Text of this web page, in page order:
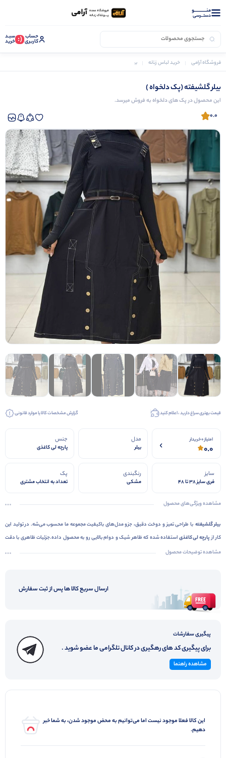
منــــــــــــو
دستــرسی
حساب
کاربری (: سبـد
خرید
فروشگاه آرامی خرید لباس زنانه بیلر زنانه
بیلر گلشیفته (پک دلخواه )
این محصول در پک های دلخواه به فروش میرسد.
0.0
قیمت بهتری سراغ دارید ، اعلام کنید گزارش مشخصات کالا یا موارد قانونی
امتیاز 0 خریدار
0.0
مدل
بیلر
جنس
پارچه لی کاغذی
سایز
فری سایز 38 تا 48
رنگبندی
مشکی
پک
تعداد به انتخاب مشتری
مشاهده ویژگی‌های محصول
بیلر گلشیفته با طراحی تمیز و دوخت دقیق، جزو مدل‌های باکیفیت مجموعه ما محسوب می‌شه. در تولید این
کار ازپارچه لی کاغذیاستفاده شده که ظاهر شیک و دوام بالایی رو به محصول داده.جزئیات ظاهری با دقت
اجرا شده و فرم کلی لباس، مرتب و استاندارده.فری سایز ۳۸ تا ۴۸
هست و کار نهایی از نظر تن‌خور، فرم
بیلر گلشیفته
مشاهده توضیحات محصول
ارسال سریع کالا ها پس از ثبت سفارش
پیگیری سفارشات
برای پیگیری کد های رهگیری در کانال تلگرامی ما عضو شوید .
مشاهده راهنما
این کالا فعلا موجود نیست اما می‌توانیم به محض موجود شدن، به شما خبر
دهیم.